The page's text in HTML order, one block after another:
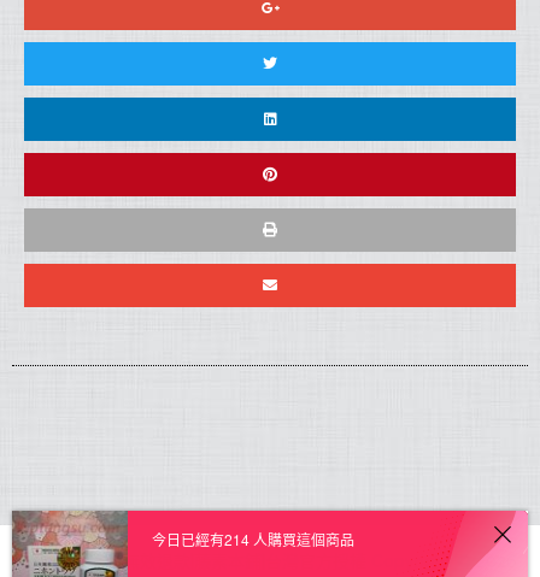
日本藤素正品|無效退款|藤素本鋪|台灣官方授權 Copyright © 2026.
今日已經有214 人購買這個商品